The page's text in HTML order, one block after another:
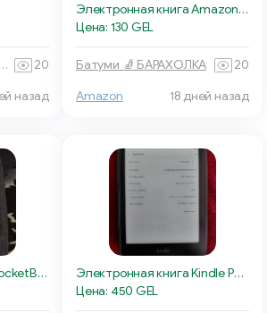
Тбилиси 🧦 БАРАХОЛКА 20
назад
Электронная книга Amazon Kindle Paperwhite
Цена: 130 GEL
Батуми 🧦 БАРАХОЛКА 20
Amazon 18 дней назад
Электронная книга PocketBook 641 Aqua 2 Blue
Электронная книга Kindle Paperwhite 12
Цена: 450 GEL